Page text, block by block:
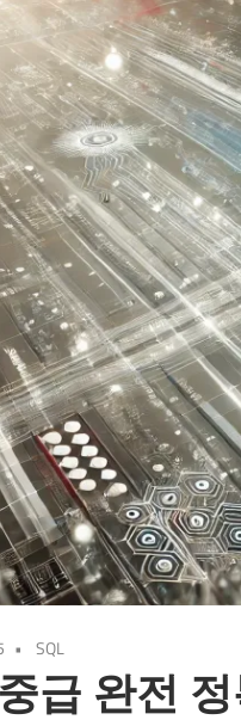
SQL
급 완전